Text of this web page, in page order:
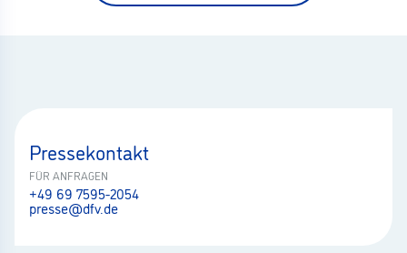
Pressekontakt
FÜR ANFRAGEN
+49 69 7595-2054
presse@dfv.de